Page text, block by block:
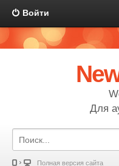
Войти
Для
Полная версия сайта